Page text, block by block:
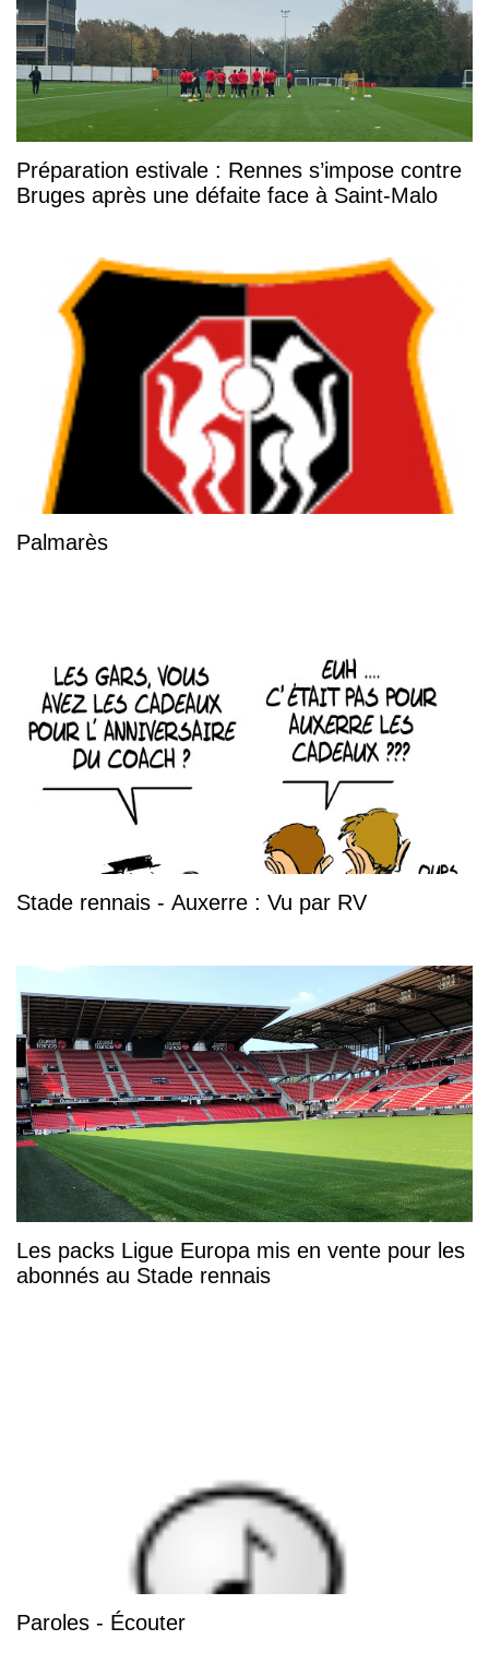
Préparation estivale : Rennes s’impose contre
Bruges après une défaite face à Saint-Malo
Palmarès
Stade rennais - Auxerre : Vu par RV
Les packs Ligue Europa mis en vente pour les
abonnés au Stade rennais
Paroles - Écouter